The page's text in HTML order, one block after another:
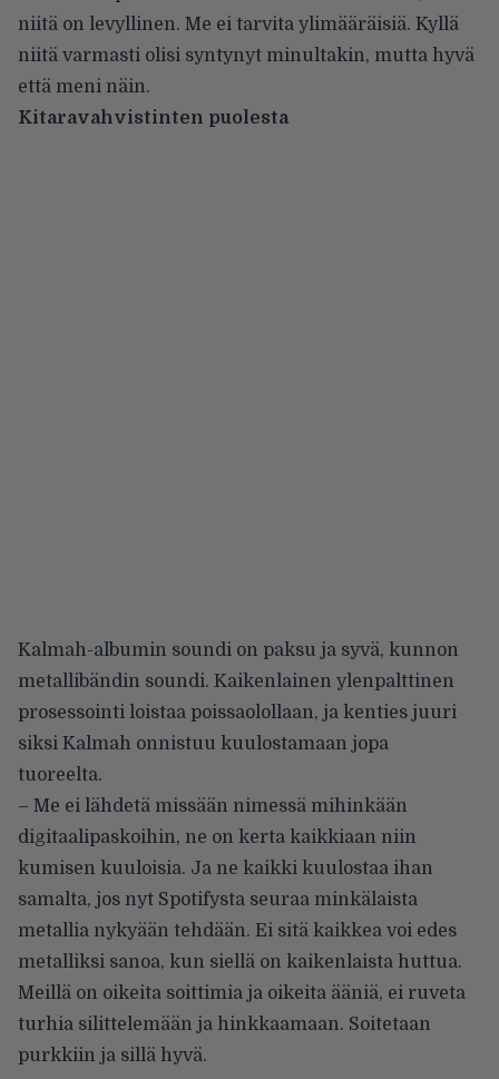
niitä on levyllinen. Me ei tarvita ylimääräisiä. Kyllä
niitä varmasti olisi syntynyt minultakin, mutta hyvä
että meni näin.
Kitaravahvistinten puolesta
Kalmah-albumin soundi on paksu ja syvä, kunnon
metallibändin soundi. Kaikenlainen ylenpalttinen
prosessointi loistaa poissaolollaan, ja kenties juuri
siksi Kalmah onnistuu kuulostamaan jopa
tuoreelta.
– Me ei lähdetä missään nimessä mihinkään
digitaalipaskoihin, ne on kerta kaikkiaan niin
kumisen kuuloisia. Ja ne kaikki kuulostaa ihan
samalta, jos nyt Spotifysta seuraa minkälaista
metallia nykyään tehdään. Ei sitä kaikkea voi edes
metalliksi sanoa, kun siellä on kaikenlaista huttua.
Meillä on oikeita soittimia ja oikeita ääniä, ei ruveta
turhia silittelemään ja hinkkaamaan. Soitetaan
purkkiin ja sillä hyvä.